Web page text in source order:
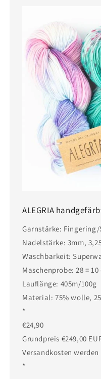
ALEGRIA
Garnstärke: Fingering/
Nadelstärke: 3mm,
Waschbarkeit:
Maschenprobe: 28 = 10
Lauflänge: 405m/100g
Material: 75% wolle,
*
€24,90
Grundpreis €249,00
Versandkosten
*